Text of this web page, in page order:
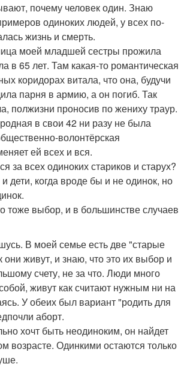
почему человек один. Знаю
одиноких людей, у всех по-
жизнь и смерть.
моей младшей сестры прожила
в 65 лет. Там какая-то романтическая
коридорах витала, что она, будучи
парня в армию, а он погиб. Так
полжизни проносив по жениху траур.
в свои 42 ни разу не была
волонтёрская
ей всех и вся.
за всех одиноких стариков и старух?
и дети, когда вроде бы и не одинок, но
тоже выбор, и в большинстве случаев
В моей семье есть две "старые
живут, и знаю, что это их выбор и
счету, не за что. Люди много
живут как считают нужным ни на
У обеих был вариант "родить для
аборт.
хочт быть неодиноким, он найдет
возрасте. Одинкими остаются только